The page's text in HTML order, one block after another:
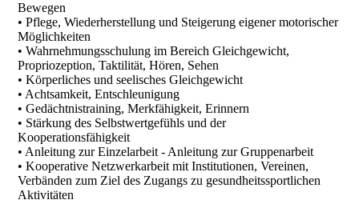
Bewegen
• Pflege, Wiederherstellung und Steigerung eigener motorischer
Möglichkeiten
• Wahrnehmungsschulung im Bereich Gleichgewicht,
Propriozeption, Taktilität, Hören, Sehen
• Körperliches und seelisches Gleichgewicht
• Achtsamkeit, Entschleunigung
• Gedächtnistraining, Merkfähigkeit, Erinnern
• Stärkung des Selbstwertgefühls und der
Kooperationsfähigkeit
• Anleitung zur Einzelarbeit - Anleitung zur Gruppenarbeit
• Kooperative Netzwerkarbeit mit Institutionen, Vereinen,
Verbänden zum Ziel des Zugangs zu gesundheitssportlichen
Aktivitäten